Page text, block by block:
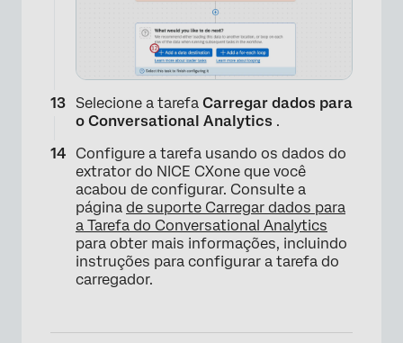
×
Selecione a tarefa Carregar dados para
o Conversational Analytics .
Configure a tarefa usando os dados do
extrator do NICE CXone que você
acabou de configurar. Consulte a
página de suporte Carregar dados para
a Tarefa do Conversational Analytics
para obter mais informações, incluindo
instruções para configurar a tarefa do
carregador.